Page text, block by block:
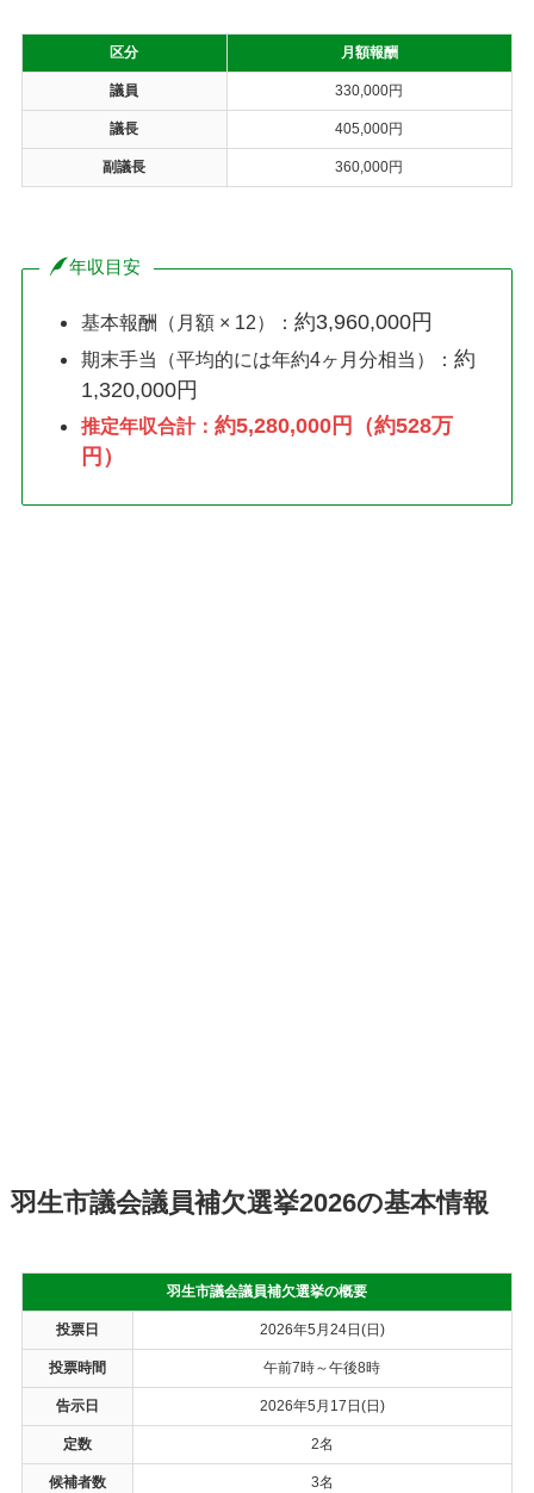
区分 月額報酬
議員 330,000円
議長 405,000円
副議長 360,000円
年収目安
基本報酬（月額 × 12）：約3,960,000円
期末手当（平均的には年約4ヶ月分相当）：約
1,320,000円
推定年収合計：約5,280,000円（約528万
円）
羽生市議会議員補欠選挙2026の基本情報
羽生市議会議員補欠選挙の概要
投票日 2026年5月24日(日)
投票時間 午前7時～午後8時
告示日 2026年5月17日(日)
定数 2名
候補者数 3名